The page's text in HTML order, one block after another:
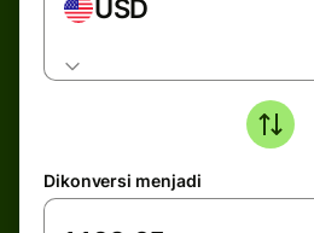
USD
Dikonversi menjadi